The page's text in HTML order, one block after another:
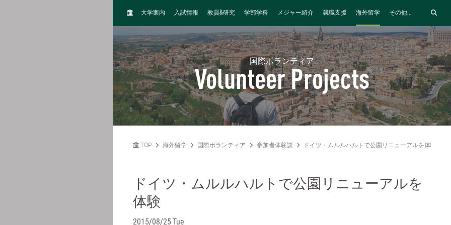
H
E
大学案内 入試情報 教員&研究 学部学科 メジャー紹介 就職支援 海外留学 その他...
国際ボランティア
Volunteer Projects
TOP 海外留学 国際ボランティア 参加者体験談 ドイツ・ムルルハルトで公園リニューアルを体験
ドイツ・ムルルハルトで公園リニューアルを
体験
2015/08/25 Tue